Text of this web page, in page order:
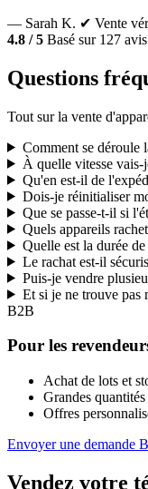
— Sarah K. ✔ Vente
4.8 / 5 Basé sur 127 avis
Questions
Tout sur la vente
Comment se déroule
À quelle vitesse
Qu'en est-il de
Dois-je réinitialiser
Que se passe-t-il si
Quels appareils
Quelle est la durée
Le rachat est-il
Puis-je vendre
Et si je ne trouve pas
B2B
Pour les
Achat de lots et
Grandes
Offres
Envoyer une demande
Vendez votre